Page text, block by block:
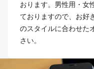
おります。男性用・女
ておりますので、お好
のスタイルに合わせた
さい。